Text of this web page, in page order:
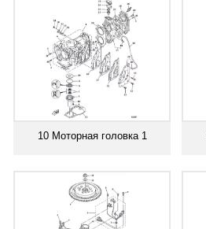
10 Моторная головка 1